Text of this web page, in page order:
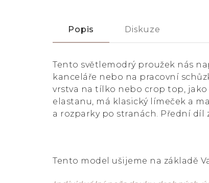
Popis Diskuze
Tento světlemodrý proužek nás
kanceláře nebo na pracovní
vrstva na tílko nebo crop top,
elastanu, má klasický límeček a
a rozparky po stranách. Přední díl
Tento model ušijeme na základě